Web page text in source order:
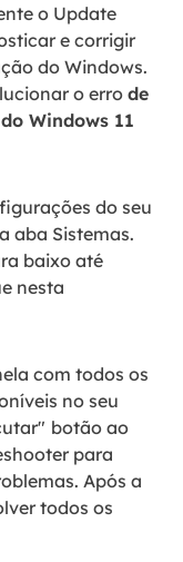
o Update
e corrigir
do Windows.
o erro de
Windows 11
do seu
aba Sistemas.
baixo até
nesta
com todos os
no seu
botão ao
para
Após a
todos os